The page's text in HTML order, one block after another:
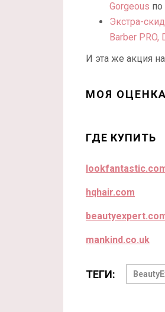
Gorgeous по
Экстра-
Barber PRO,
И эта же акция на
МОЯ
ГДЕ КУПИТЬ
hqhair.com
mankind.co.uk
ТЕГИ: